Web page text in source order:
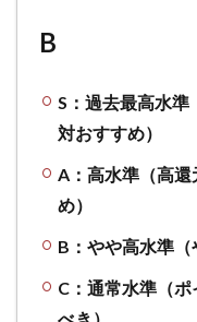
ス】
リア
ルタ
イム
でお
広告
サー
を紹
B
S：過去最高水準
対おすすめ）
A：高水準（高
め）
B：やや高水準（
C：通常水準（